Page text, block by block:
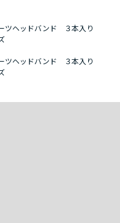
ツヘッドバンド ３本入り
ツヘッドバンド ３本入り